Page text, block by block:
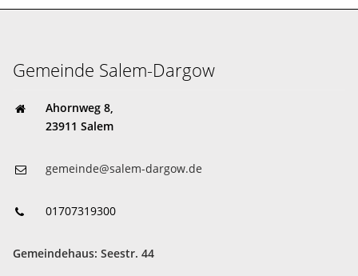
Gemeinde Salem-Dargow
Ahornweg 8,
23911 Salem
gemeinde@salem-dargow.de
01707319300
Gemeindehaus: Seestr. 44